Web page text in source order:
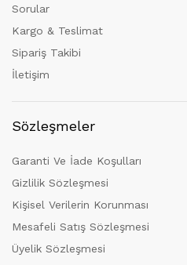
Sorular
Kargo & Teslimat
Sipariş Takibi
İletişim
Sözleşmeler
Garanti Ve İade Koşulları
Gizlilik Sözleşmesi
Kişisel Verilerin Korunması
Mesafeli Satış Sözleşmesi
Üyelik Sözleşmesi